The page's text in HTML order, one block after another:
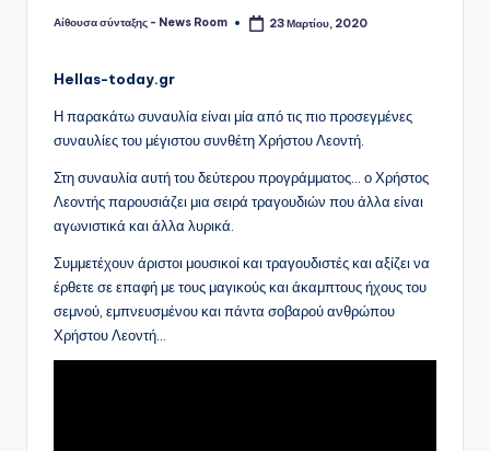
Συγγραφέας:
Αίθουσα σύνταξης - News Room 23 Μαρτίου, 2020
Hellas-today.gr
Η παρακάτω συναυλία είναι μία από τις πιο προσεγμένες
συναυλίες του μέγιστου συνθέτη Χρήστου Λεοντή.
Στη συναυλία αυτή του δεύτερου προγράμματος… ο Χρήστος
Λεοντής παρουσιάζει μια σειρά τραγουδιών που άλλα είναι
αγωνιστικά και άλλα λυρικά.
Συμμετέχουν άριστοι μουσικοί και τραγουδιστές και αξίζει να
έρθετε σε επαφή με τους μαγικούς και άκαμπτους ήχους του
σεμνού, εμπνευσμένου και πάντα σοβαρού ανθρώπου
Χρήστου Λεοντή…